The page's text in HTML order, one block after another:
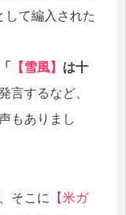
して編入された
「 【雪風】 は十
言するなど、
もありまし
そこに
【米ガ